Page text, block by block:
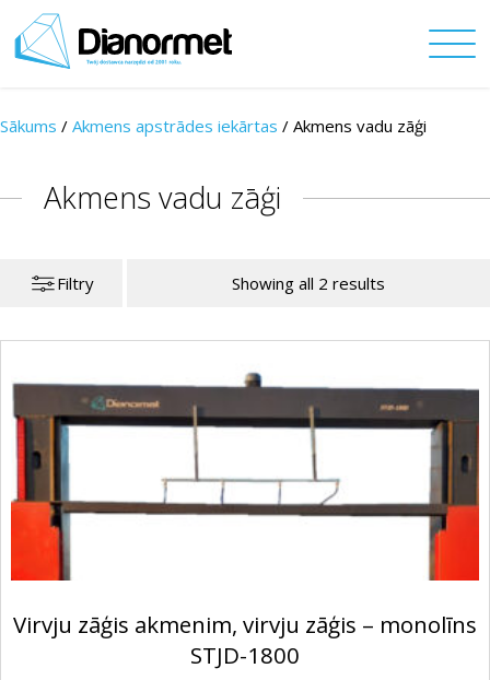
Sākums / Akmens apstrādes iekārtas / Akmens vadu zāģi
Akmens vadu zāģi
Filtry Showing all 2 results
Virvju zāģis akmenim, virvju zāģis – monolīns
STJD-1800